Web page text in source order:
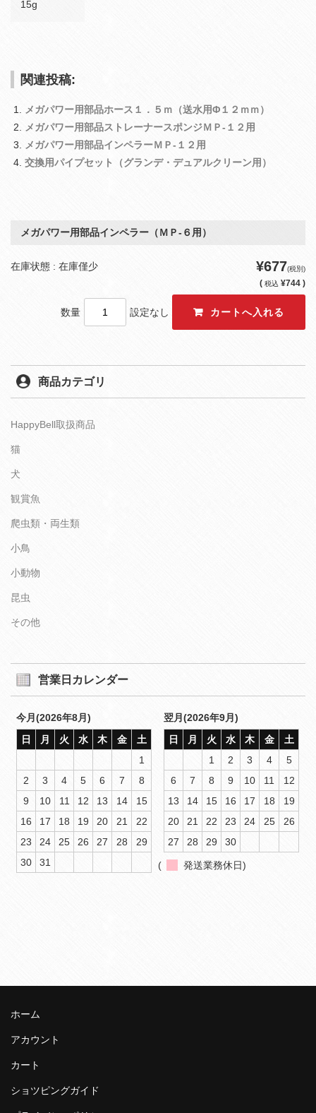
15g
関連投稿:
メガパワー用部品ホース１．５ｍ（送水用Φ１２ｍｍ）
メガパワー用部品ストレーナースポンジＭＰ‐１２用
メガパワー用部品インペラーＭＰ‐１２用
交換用パイプセット（グランデ・デュアルクリーン用）
メガパワー用部品インペラー（ＭＰ‐６用）
在庫状態 : 在庫僅少 ¥677(税別)
( 税込 ¥744 )
数量 設定なし
商品カテゴリ
HappyBell取扱商品
猫
犬
観賞魚
爬虫類・両生類
小鳥
小動物
昆虫
その他
営業日カレンダー
今月(2026年8月)
日
月 火 水 木 金
土
1
2
3 4 5 6 7
8
9
10 11 12 13 14
15
16
17 18 19 20 21
22
23
24 25 26 27 28
29
30
31
翌月(2026年9月)
日
月 火 水 木 金
土
1
2 3 4
5
6
7 8 9 10 11
12
13
14 15 16 17 18
19
20
21 22 23 24 25
26
27
28 29 30
( 発送業務休日)
ホーム
アカウント
カート
ショツピングガイド